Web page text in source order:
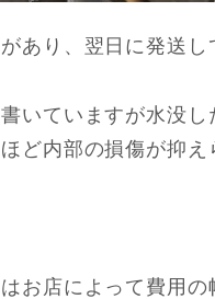
あり、翌日に発送し
いていますが水没
ど内部の損傷が抑え
お店によって費用の